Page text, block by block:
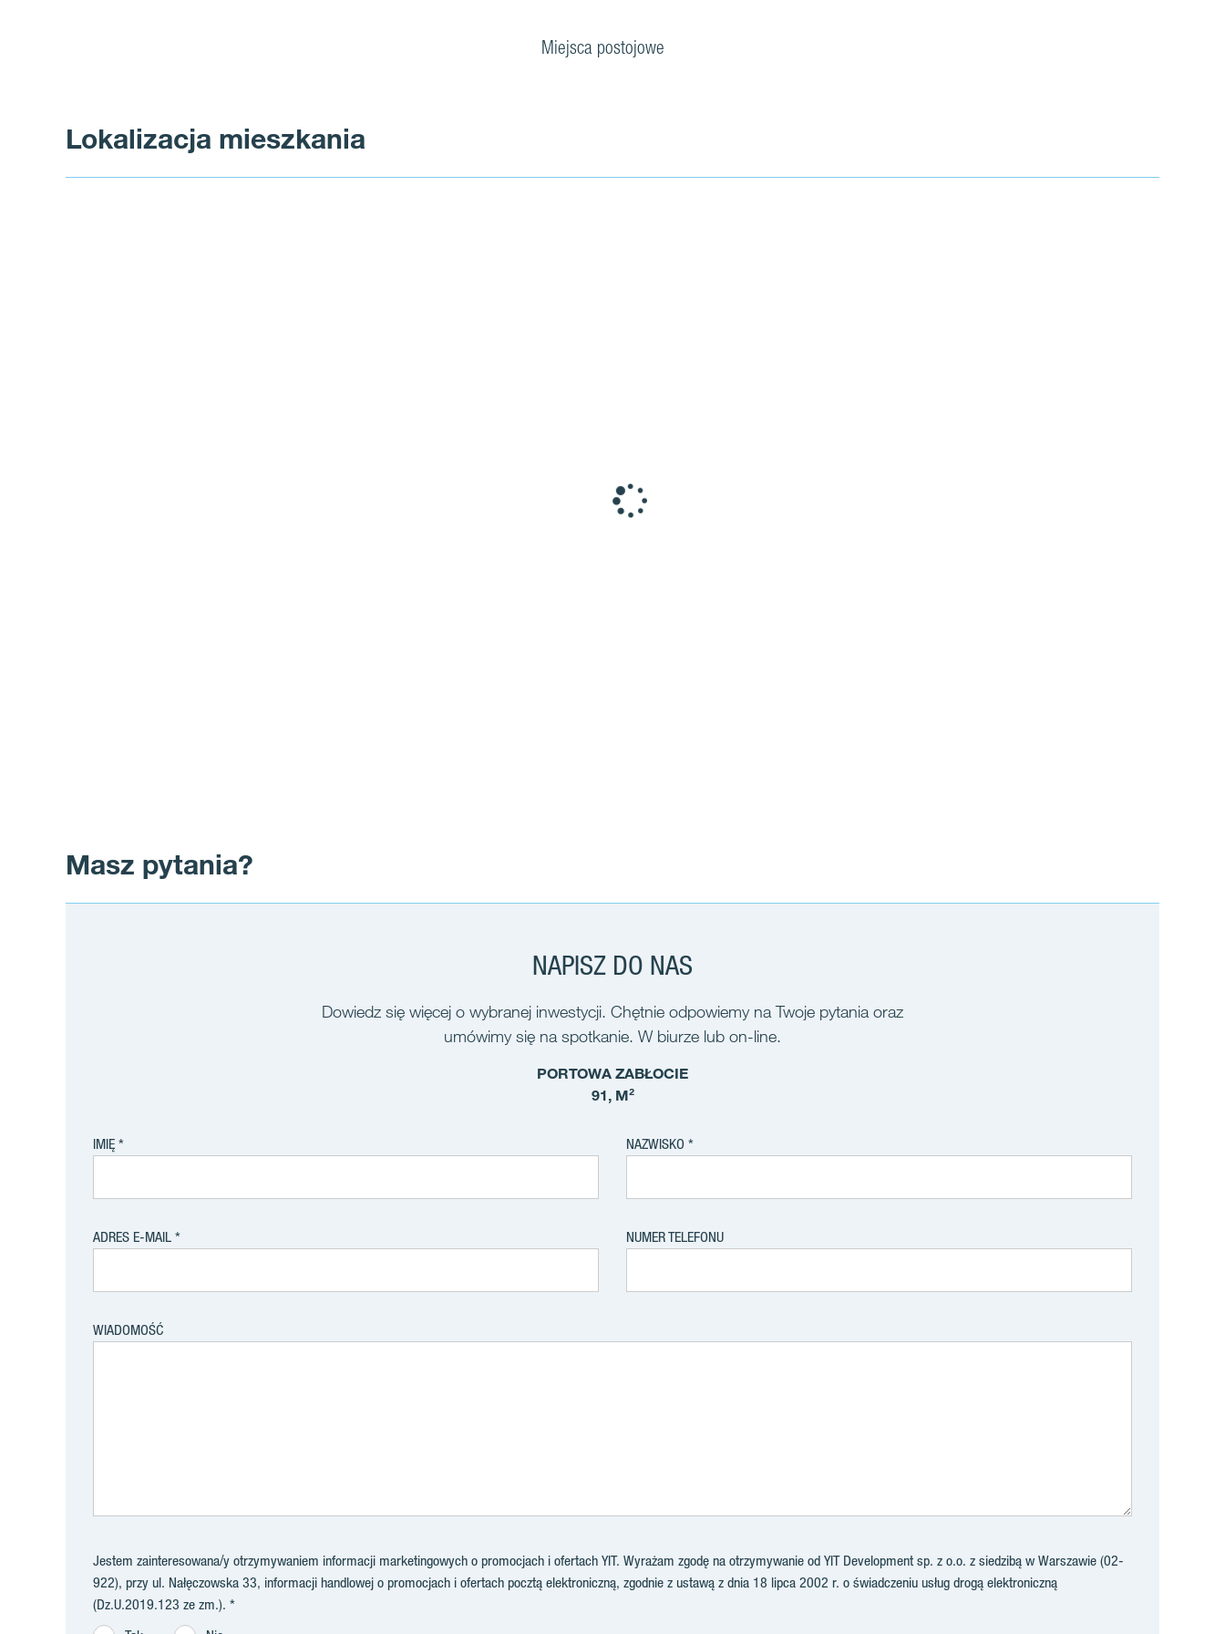
Miejsca postojowe
Lokalizacja mieszkania
Masz pytania?
NAPISZ DO NAS
Dowiedz się więcej o wybranej inwestycji. Chętnie odpowiemy na Twoje pytania oraz
umówimy się na spotkanie. W biurze lub on-line.
PORTOWA ZABŁOCIE
91, M²
IMIĘ NAZWISKO
ADRES E-MAIL NUMER TELEFONU
WIADOMOŚĆ
Jestem zainteresowana/y otrzymywaniem informacji marketingowych o promocjach i ofertach YIT. Wyrażam zgodę na otrzymywanie od YIT Development sp. z o.o. z siedzibą w Warszawie (02-
922), przy ul. Nałęczowska 33, informacji handlowej o promocjach i ofertach pocztą elektroniczną, zgodnie z ustawą z dnia 18 lipca 2002 r. o świadczeniu usług drogą elektroniczną
(Dz.U.2019.123 ze zm.).